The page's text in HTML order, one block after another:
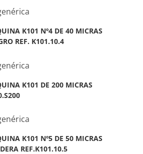
K101 Nº4 DE 40 MICRAS
REF. K101.10.4
K101 DE 200 MICRAS
K101 Nº5 DE 50 MICRAS
REF.K101.10.5